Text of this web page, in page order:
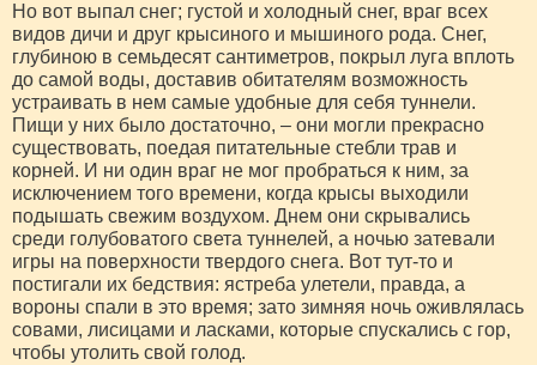
Но вот выпал снег; густой и холодный снег, враг всех
видов дичи и друг крысиного и мышиного рода. Снег,
глубиною в семьдесят сантиметров, покрыл луга вплоть
до самой воды, доставив обитателям возможность
устраивать в нем самые удобные для себя туннели.
Пищи у них было достаточно, – они могли прекрасно
существовать, поедая питательные стебли трав и
корней. И ни один враг не мог пробраться к ним, за
исключением того времени, когда крысы выходили
подышать свежим воздухом. Днем они скрывались
среди голубоватого света туннелей, а ночью затевали
игры на поверхности твердого снега. Вот тут-то и
постигали их бедствия: ястреба улетели, правда, а
вороны спали в это время; зато зимняя ночь оживлялась
совами, лисицами и ласками, которые спускались с гор,
чтобы утолить свой голод.